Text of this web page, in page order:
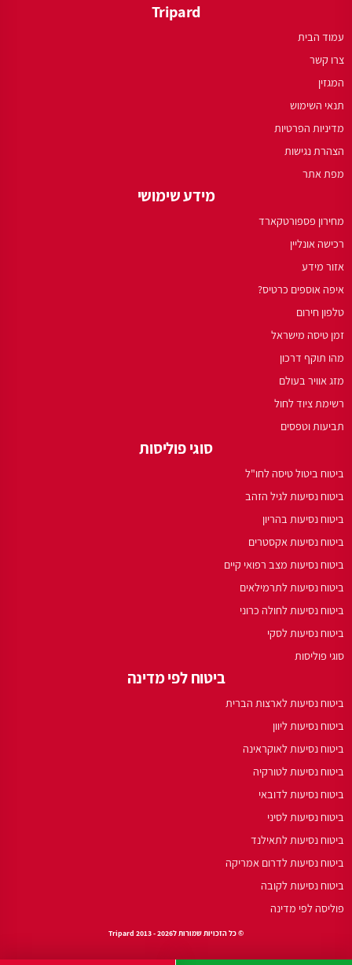
Tripard
עמוד הבית
צרו קשר
המגזין
תנאי השימוש
מדיניות הפרטיות
הצהרת נגישות
מפת אתר
מידע שימושי
מחירון פספורטקארד
רכישה אונליין
אזור מידע
איפה אוספים כרטיס?
טלפון חירום
זמן טיסה מישראל
מהו תוקף דרכון
מזג אוויר בעולם
רשימת ציוד לחול
תביעות וטפסים
סוגי פוליסות
ביטוח ביטול טיסה לחו"ל
ביטוח נסיעות לגיל הזהב
ביטוח נסיעות בהריון
ביטוח נסיעות אקסטרים
ביטוח נסיעות מצב רפואי קיים
ביטוח נסיעות לתרמילאים
ביטוח נסיעות לחולה כרוני
ביטוח נסיעות לסקי
סוגי פוליסות
ביטוח לפי מדינה
ביטוח נסיעות לארצות הברית
ביטוח נסיעות ליוון
ביטוח נסיעות לאוקראינה
ביטוח נסיעות לטורקיה
ביטוח נסיעות לדובאי
ביטוח נסיעות לסיני
ביטוח נסיעות לתאילנד
ביטוח נסיעות לדרום אמריקה
ביטוח נסיעות לקובה
פוליסה לפי מדינה
© כל הזכויות שמורות לTripard 2013 - 2026